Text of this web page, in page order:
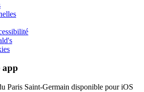
app
Paris Saint-Germain disponible pour iOS